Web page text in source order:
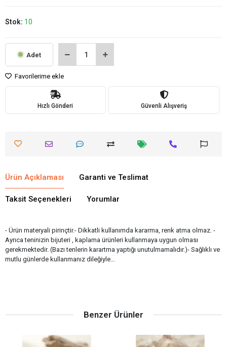
Stok: 10
Adet
Favorilerime ekle
Hızlı Gönderi Güvenli Alışveriş
Ürün Açıklaması Garanti ve Teslimat
Taksit Seçenekleri Yorumlar
- Ürün materyali pirinçtir.- Dikkatli kullanımda kararma, renk atma olmaz. -
Ayrıca teninizin bijuteri , kaplama ürünleri kullanmaya uygun olması
gerekmektedir. (Bazı tenlerin karartma yaptığı unutulmamalıdır.)- Sağlıklı ve
mutlu günlerde kullanmanız dileğiyle…
Benzer Ürünler